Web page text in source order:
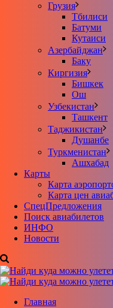
Грузия
Тбилиси
Батуми
Кутаиси
Азербайджан
Баку
Киргизия
Бишкек
Ош
Узбекистан
Ташкент
Таджикистан
Душанбе
Туркменистан
Ашхабад
Карты
Карта
Карта цен
CпецПредложения
Поиск авиабилетов
ИНФО
Новости
Главная